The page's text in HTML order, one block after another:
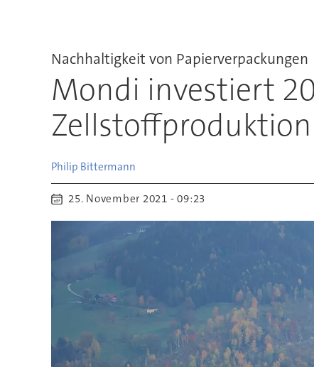
Nachhaltigkeit von Papierverpackungen
Mondi investiert
Zellstoffproduktion
Philip Bittermann
25. November 2021 - 09:23